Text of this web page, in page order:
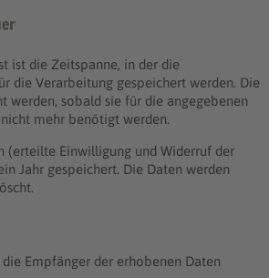
ist die Zeitspanne, in der die
die Verarbeitung gespeichert werden. Die
werden, sobald sie für die angegebenen
mehr benötigt werden.
(erteilte Einwilligung und Widerruf der
Jahr gespeichert. Die Daten werden
Empfänger der erhobenen Daten